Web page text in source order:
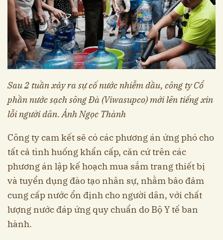
Sau 2 tuần xảy ra sự cố nước nhiễm dầu, công ty Cổ
phần nước sạch sông Đà (Viwasupco) mới lên tiếng xin
lỗi người dân. Ảnh Ngọc Thành
Công ty cam kết sẽ có các phương án ứng phó cho
tất cả tình huống khẩn cấp, căn cứ trên các
phương án lập kế hoạch mua sắm trang thiết bị
và tuyển dụng đào tạo nhân sự, nhằm bảo đảm
cung cấp nước ổn định cho người dân, với chất
lượng nước đáp ứng quy chuẩn do Bộ Y tế ban
hành.